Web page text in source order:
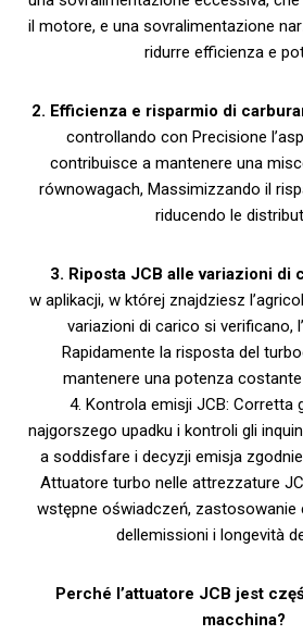
il motore, e una sovralimentazione
ridurre efficienza e
2. Efficienza e risparmio di
controllando con Precisione
contribuisce a mantenere una
równowagach, Massimizzando il
riducendo le
3. Riposta JCB alle variazioni di
w aplikacji, w której znajdziesz
variazioni di carico si verificano,
Rapidamente la risposta del
mantenere una potenza
4. Kontrola emisji JCB: Corretta
najgorszego upadku i kontroli gli
a soddisfare i decyzji emisja
Attuatore turbo nelle attrezzature
wstępne oświadczeń, zastosowanie
dellemissioni i longevità
Perché l’attuatore JCB jest
macchina?